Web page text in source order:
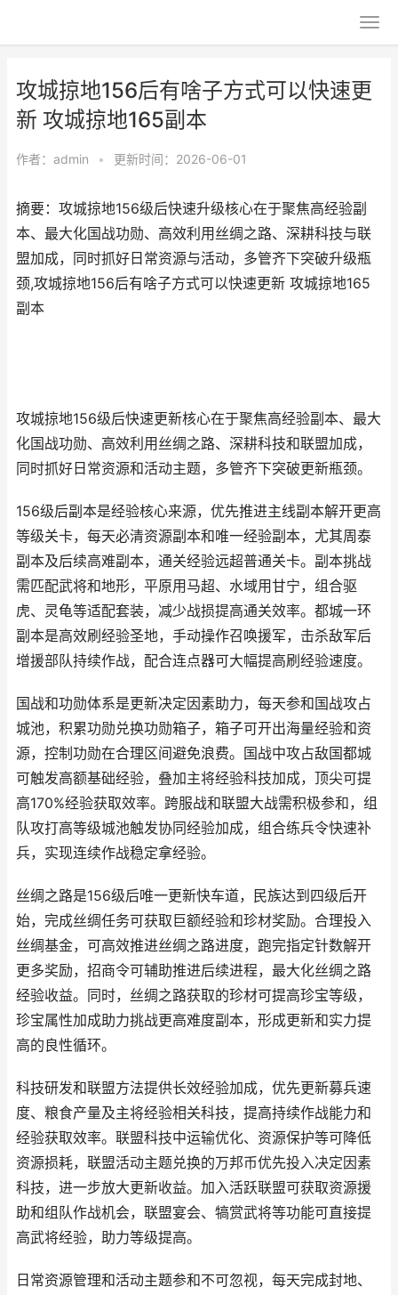
攻城掠地156后有啥子方式可以快速更
新 攻城掠地165副本
作者： admin • 更新时间：2026-06-01
摘要：攻城掠地156级后快速升级核心在于聚焦高经验副
本、最大化国战功勋、高效利用丝绸之路、深耕科技与联
盟加成，同时抓好日常资源与活动，多管齐下突破升级瓶
颈,攻城掠地156后有啥子方式可以快速更新 攻城掠地165
副本
攻城掠地156级后快速更新核心在于聚焦高经验副本、最大
化国战功勋、高效利用丝绸之路、深耕科技和联盟加成，
同时抓好日常资源和活动主题，多管齐下突破更新瓶颈。
156级后副本是经验核心来源，优先推进主线副本解开更高
等级关卡，每天必清资源副本和唯一经验副本，尤其周泰
副本及后续高难副本，通关经验远超普通关卡。副本挑战
需匹配武将和地形，平原用马超、水域用甘宁，组合驱
虎、灵龟等适配套装，减少战损提高通关效率。都城一环
副本是高效刷经验圣地，手动操作召唤援军，击杀敌军后
增援部队持续作战，配合连点器可大幅提高刷经验速度。
国战和功勋体系是更新决定因素助力，每天参和国战攻占
城池，积累功勋兑换功勋箱子，箱子可开出海量经验和资
源，控制功勋在合理区间避免浪费。国战中攻占敌国都城
可触发高额基础经验，叠加主将经验科技加成，顶尖可提
高170%经验获取效率。跨服战和联盟大战需积极参和，组
队攻打高等级城池触发协同经验加成，组合练兵令快速补
兵，实现连续作战稳定拿经验。
丝绸之路是156级后唯一更新快车道，民族达到四级后开
始，完成丝绸任务可获取巨额经验和珍材奖励。合理投入
丝绸基金，可高效推进丝绸之路进度，跑完指定针数解开
更多奖励，招商令可辅助推进后续进程，最大化丝绸之路
经验收益。同时，丝绸之路获取的珍材可提高珍宝等级，
珍宝属性加成助力挑战更高难度副本，形成更新和实力提
高的良性循环。
科技研发和联盟方法提供长效经验加成，优先更新募兵速
度、粮食产量及主将经验相关科技，提高持续作战能力和
经验获取效率。联盟科技中运输优化、资源保护等可降低
资源损耗，联盟活动主题兑换的万邦币优先投入决定因素
科技，进一步放大更新收益。加入活跃联盟可获取资源援
助和组队作战机会，联盟宴会、犒赏武将等功能可直接提
高武将经验，助力等级提高。
日常资源管理和活动主题参和不可忽视，每天完成封地、